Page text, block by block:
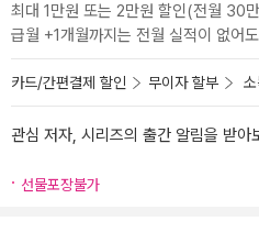
최대 1만원 또는 2만원 할인(전월 30
급월 +1개월까지는 전월 실적이 없어
카드/간편결제 할인 무이자 할부
관심 저자, 시리즈의 출간 알림을 받아
선물포장불가